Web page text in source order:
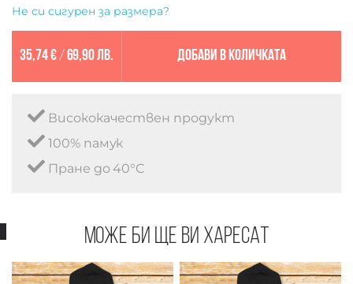
Не си сигурен за размера?
35,74 €/ 69,90 лв. Добави в количката
Висококачествен продукт
100% памук
Пране до 40°C
Може би ще ви харесат